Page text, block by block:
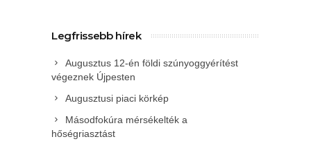
Legfrissebb hírek
Augusztus 12-én földi szúnyoggyérítést
végeznek Újpesten
Augusztusi piaci körkép
Másodfokúra mérsékelték a
hőségriasztást